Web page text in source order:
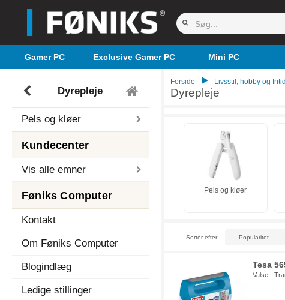
Gamer PC Exclusive Gamer PC Mini PC
Dyrepleje
Pels og kløer
Kundecenter
Vis alle emner
Føniks Computer
Kontakt
Om Føniks Computer
Blogindlæg
Ledige stillinger
Forside Livsstil, hobby og fritid
Dyrepleje
Pels og kløer
Sortér efter:
Tesa
Valse -